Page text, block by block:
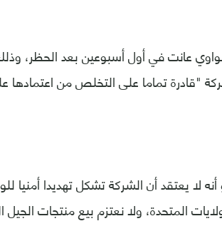
عانت في أول أسبوعين بعد الحظر،
"قادرة تماما على التخلص من اعتمادها
أنه لا يعتقد أن الشركة تشكل تهديدا أمنيا
المتحدة، ولا نعتزم بيع منتجات الجيل